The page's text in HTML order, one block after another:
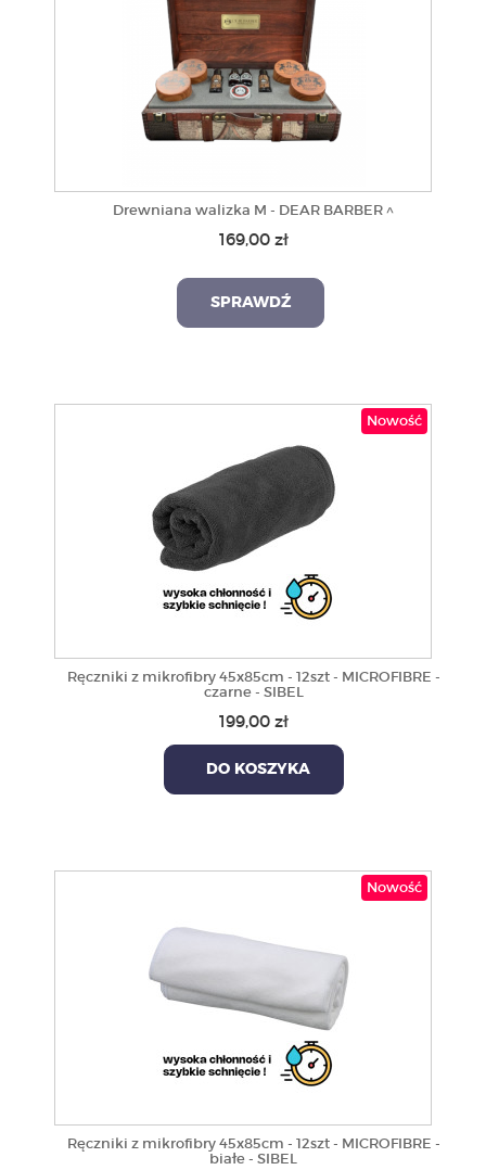
Drewniana walizka M - DEAR BARBER ^
169,00 zł
SPRAWDŹ
Nowość
Ręczniki z mikrofibry 45x85cm - 12szt - MICROFIBRE -
czarne - SIBEL
199,00 zł
DO KOSZYKA
Nowość
Ręczniki z mikrofibry 45x85cm - 12szt - MICROFIBRE -
białe - SIBEL